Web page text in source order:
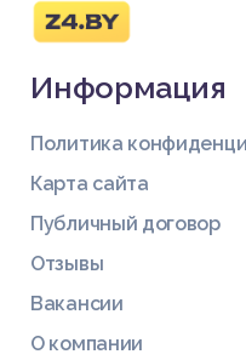
Информация
Политика
Карта сайта
Публичный договор
Отзывы
Вакансии
О компании